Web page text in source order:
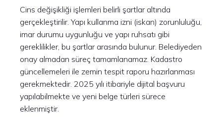
Cins değişikliği işlemleri belirli şartlar altında
gerçekleştirilir. Yapı kullanma izni (iskan) zorunluluğu,
imar durumu uygunluğu ve yapı ruhsatı gibi
gereklilikler, bu şartlar arasında bulunur. Belediyeden
onay almadan süreç tamamlanamaz. Kadastro
güncellemeleri ile zemin tespit raporu hazırlanması
gerekmektedir. 2025 yılı itibariyle dijital başvuru
yapılabilmekte ve yeni belge türleri sürece
eklenmiştir.